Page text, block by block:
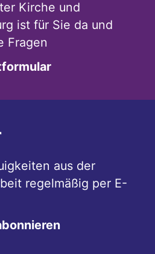
Kirche und
ist für Sie da und
Fragen
aus der
regelmäßig per E-